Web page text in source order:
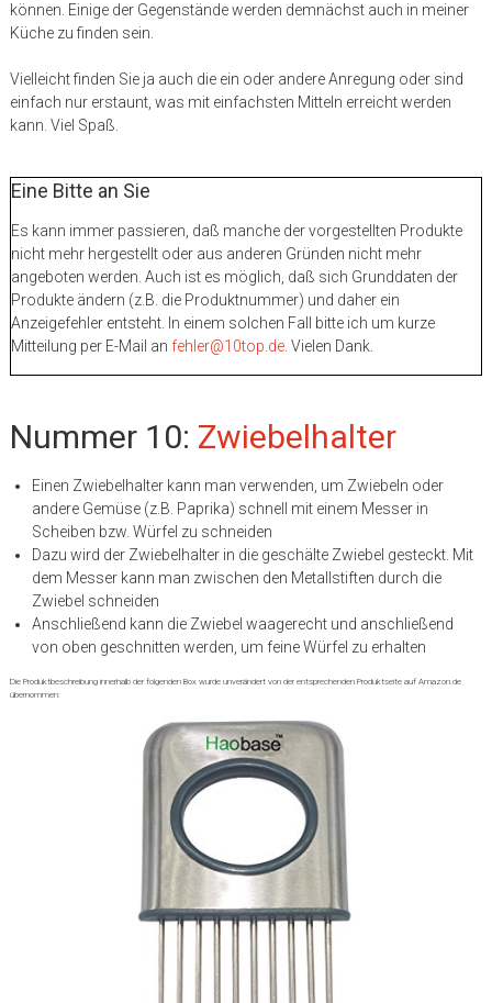
können. Einige der Gegenstände werden demnächst auch in meiner
Küche zu finden sein.
Vielleicht finden Sie ja auch die ein oder andere Anregung oder sind
einfach nur erstaunt, was mit einfachsten Mitteln erreicht werden
kann. Viel Spaß.
Eine Bitte an Sie
Es kann immer passieren, daß manche der vorgestellten Produkte
nicht mehr hergestellt oder aus anderen Gründen nicht mehr
angeboten werden. Auch ist es möglich, daß sich Grunddaten der
Produkte ändern (z.B. die Produktnummer) und daher ein
Anzeigefehler entsteht. In einem solchen Fall bitte ich um kurze
Mitteilung per E-Mail an fehler@10top.de. Vielen Dank.
Nummer 10: Zwiebelhalter
Einen Zwiebelhalter kann man verwenden, um Zwiebeln oder
andere Gemüse (z.B. Paprika) schnell mit einem Messer in
Scheiben bzw. Würfel zu schneiden
Dazu wird der Zwiebelhalter in die geschälte Zwiebel gesteckt. Mit
dem Messer kann man zwischen den Metallstiften durch die
Zwiebel schneiden
Anschließend kann die Zwiebel waagerecht und anschließend
von oben geschnitten werden, um feine Würfel zu erhalten
Die Produktbeschreibung innerhalb der folgenden Box wurde unverändert von der entsprechenden Produktseite auf Amazon.de
übernommen: